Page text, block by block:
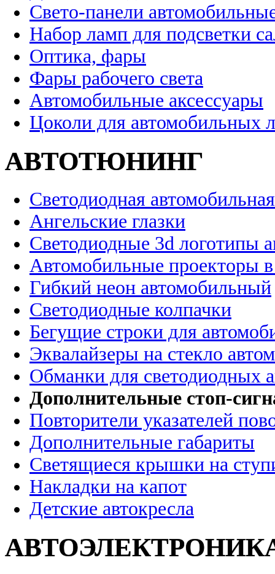
Свето-панели
Набор ламп для подсветки
Оптика, фары
Фары рабочего света
Автомобильные аксессуары
Цоколи для автомобильных
АВТОТЮНИНГ
Светодиодная
Ангельские глазки
Светодиодные 3d логотипы
Автомобильные проекторы
Гибкий неон автомобильный
Светодиодные колпачки
Бегущие строки для
Эквалайзеры на стекло
Обманки для светодиодных
Дополнительные стоп-
Повторители указателей
Дополнительные габариты
Светящиеся крышки на
Накладки на капот
Детские автокресла